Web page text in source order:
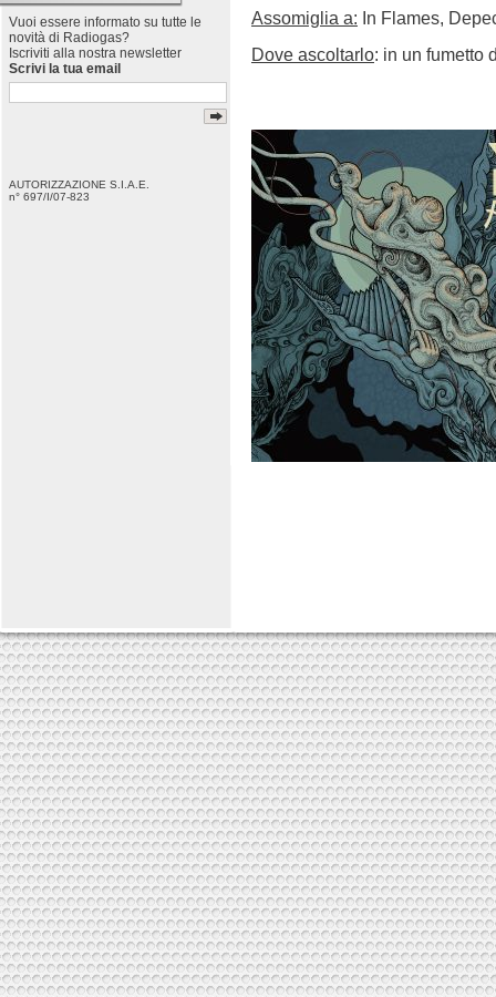
Vuoi essere informato su tutte le
novità di Radiogas?
Iscriviti alla nostra newsletter
Scrivi la tua email
AUTORIZZAZIONE S.I.A.E.
n° 697/I/07-823
Assomiglia a: In Flames,
Dove ascoltarlo: in un fumetto